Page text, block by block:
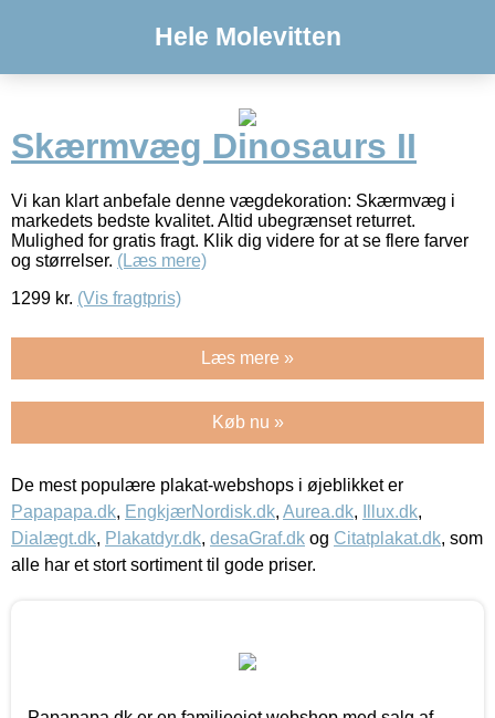
Hele Molevitten
Skærmvæg Dinosaurs II
Vi kan klart anbefale denne vægdekoration: Skærmvæg i
markedets bedste kvalitet. Altid ubegrænset returret.
Mulighed for gratis fragt. Klik dig videre for at se flere farver
og størrelser. (Læs mere)
1299 kr. (Vis fragtpris)
Læs mere »
Køb nu »
De mest populære plakat-webshops i øjeblikket er
Papapapa.dk, EngkjærNordisk.dk, Aurea.dk, Illux.dk,
Dialægt.dk, Plakatdyr.dk, desaGraf.dk og Citatplakat.dk, som
alle har et stort sortiment til gode priser.